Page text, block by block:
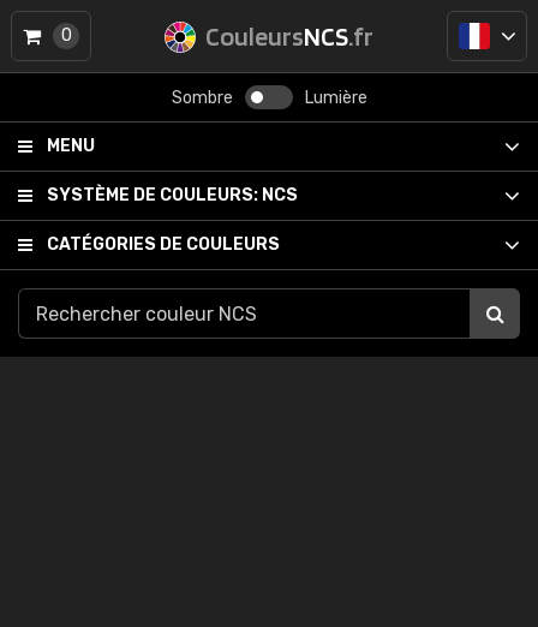
CouleursNCS.fr
Sombre Lumière
MENU
SYSTÈME DE COULEURS: NCS
CATÉGORIES DE COULEURS
0